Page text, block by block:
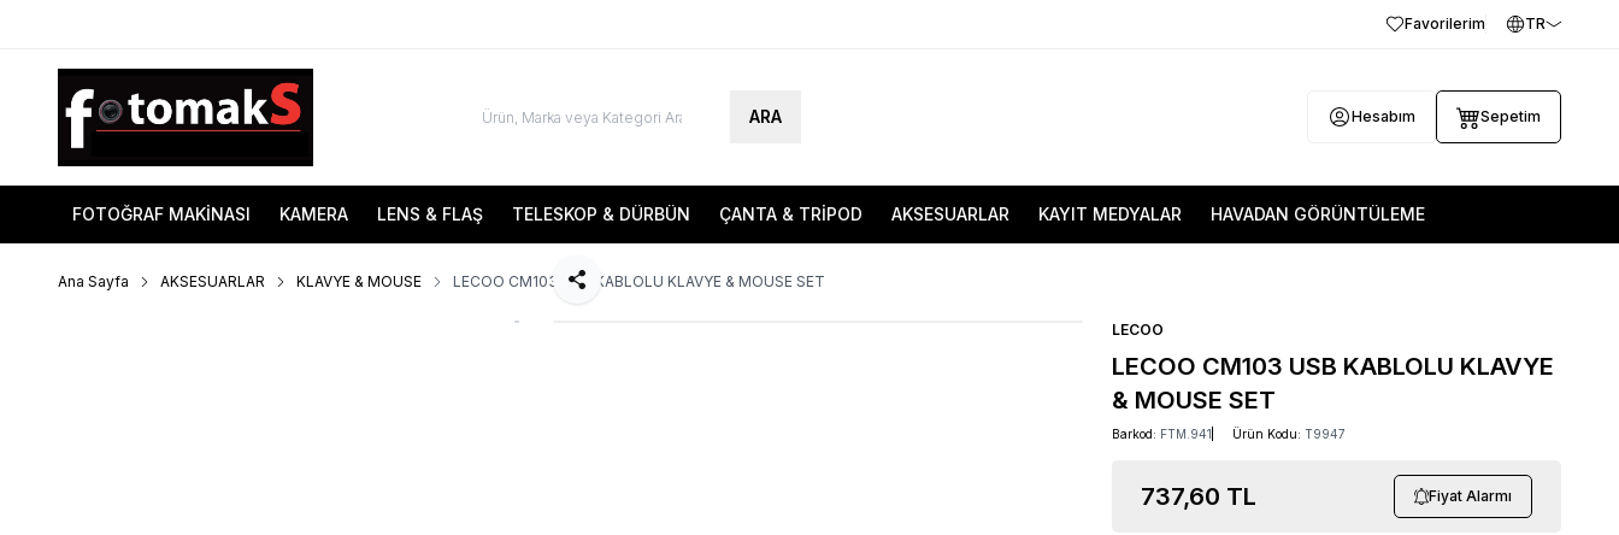
Favorilerim TR
ARA Hesabım Sepetim
FOTOĞRAF MAKİNASI KAMERA LENS & FLAŞ TELESKOP & DÜRBÜN ÇANTA & TRİPOD AKSESUARLAR KAYIT MEDYALAR HAVADAN GÖRÜNTÜLEME
Ana Sayfa AKSESUARLAR KLAVYE & MOUSE LECOO CM103 USB KABLOLU KLAVYE & MOUSE SET
Paylaş
LECOO
LECOO CM103 USB KABLOLU KLAVYE
& MOUSE SET
Barkod: FTM.941 Ürün Kodu: T9947
737,60 TL Fiyat Alarmı